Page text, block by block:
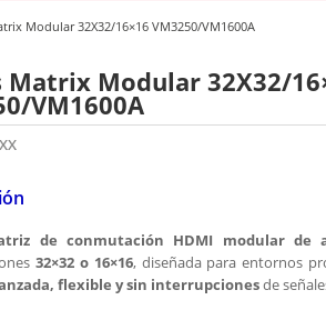
Modular 32X32/16×16 VM3250/VM1600A
Matrix Modular 32X32/
VM1600A
de conmutación HDMI modular de
32×32 o 16×16, diseñada para entornos
flexible y sin interrupcionesde